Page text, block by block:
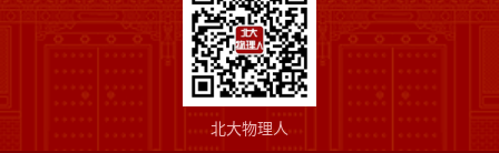
北大物理人